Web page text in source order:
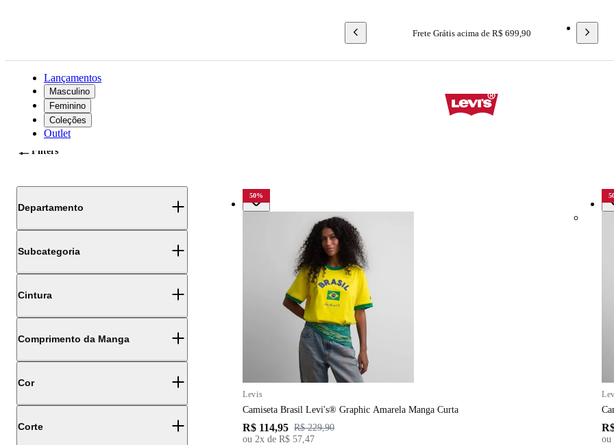
Frete Grátis acima de R$ 699,90
Lançamentos
Masculino
Feminino
Coleções
Outlet
Filters
Departamento
Subcategoria
Cintura
Comprimento da Manga
Cor
Corte
50%
Levis
Camiseta Brasil Levi's® Graphic Amarela Manga Curta
R$ 114,95 R$ 229,90
ou 2x de R$ 57,47 ou